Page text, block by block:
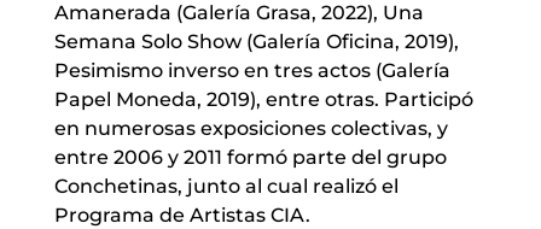
Amanerada (Galería Grasa, 2022), Una
Semana Solo Show (Galería Oficina, 2019),
Pesimismo inverso en tres actos (Galería
Papel Moneda, 2019), entre otras. Participó
en numerosas exposiciones colectivas, y
entre 2006 y 2011 formó parte del grupo
Conchetinas, junto al cual realizó el
Programa de Artistas CIA.